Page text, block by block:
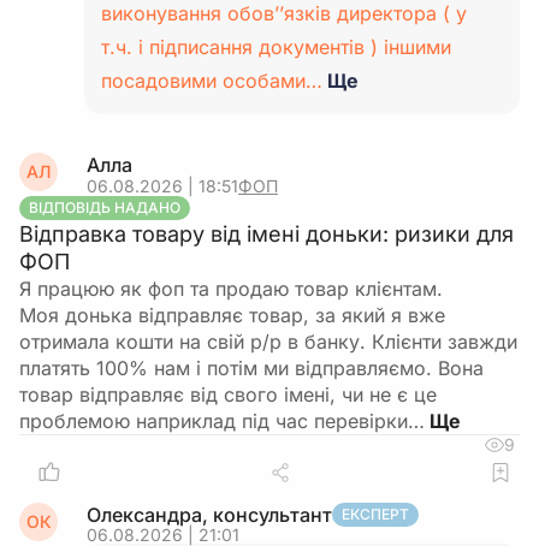
зняти, можуть утворитися податковий борг,
пеня та обмеження (наприклад, блокування
реєстраційних дій або перешкоди при закритті
нарахувань.
виконування обов’’язків директора ( у
т.ч. і підписання документів ) іншими
посадовими особами… Ще
АЛ Алла
06.08.2026 | 18:51ФОП
ВІДПОВІДЬ НАДАНО
Відправка товару від імені доньки: ризики для
ФОП
Я працюю як фоп та продаю товар клієнтам.
Моя донька відправляє товар, за який я вже
отримала кошти на свій р/р в банку. Клієнти завжди
платять 100% нам і потім ми відправляємо. Вона
товар відправляє від свого імені, чи не є це
проблемою наприклад під час перевірки…
9
ОК Олександра, консультант ЕКСПЕРТ
06.08.2026 | 21:01